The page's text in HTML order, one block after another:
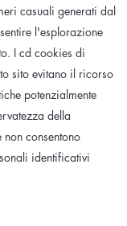
casuali generati dal
l'esplorazione
I cd cookies di
sito evitano il ricorso
potenzialmente
della
consentono
identificativi